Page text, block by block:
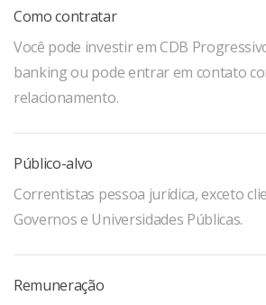
Como contratar
Você pode investir em CDB
banking ou pode entrar em contato
relacionamento.
Público-alvo
Correntistas pessoa jurídica, exceto
Governos e Universidades Públicas.
Remuneração